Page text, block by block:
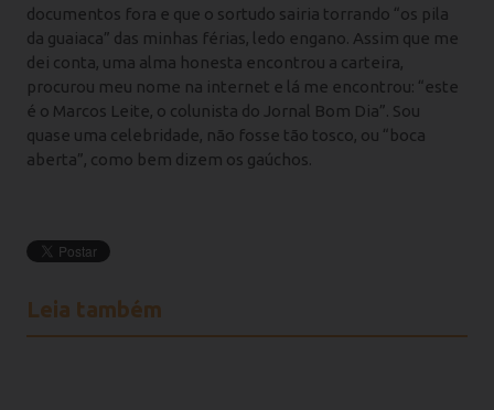
documentos fora e que o sortudo sairia torrando “os pila
da guaiaca” das minhas férias, ledo engano. Assim que me
dei conta, uma alma honesta encontrou a carteira,
procurou meu nome na internet e lá me encontrou: “este
é o Marcos Leite, o colunista do Jornal Bom Dia”. Sou
quase uma celebridade, não fosse tão tosco, ou “boca
aberta”, como bem dizem os gaúchos.
Leia também